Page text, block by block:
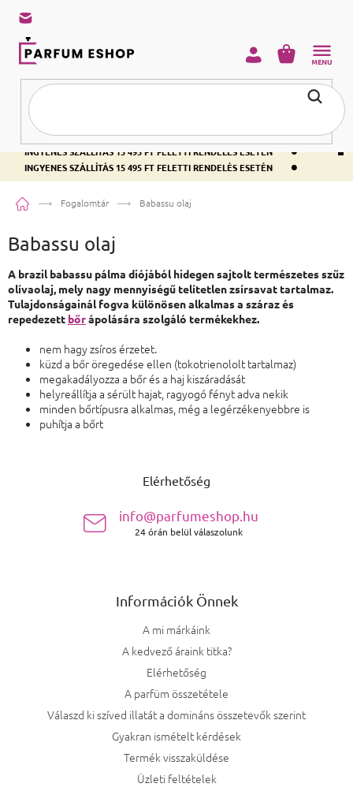
INGYENES SZÁLLÍTÁS 15 495 FT FELETTI RENDELÉS ESETÉN •
INGYENES SZÁLLÍTÁS 15 495 FT FELETTI RENDELÉS ESETÉN •
INGYENES SZÁLLÍTÁS 15 495 FT FELETTI RENDELÉS ESETÉN •
KOSÁR
KezdőlapFogalomtár Babassu olaj
Babassu olaj
A brazil babassu pálma diójából hidegen sajtolt természetes szűz
olívaolaj, mely nagy mennyiségű telítetlen zsírsavat tartalmaz.
Tulajdonságainál fogva különösen alkalmas a száraz és
repedezett bőrápolására szolgáló termékekhez.
nem hagy zsíros érzetet.
küzd a bőr öregedése ellen (tokotrienololt tartalmaz)
megakadályozza a bőr és a haj kiszáradását
helyreállítja a sérült hajat, ragyogó fényt adva nekik
minden bőrtípusra alkalmas, még a legérzékenyebbre is
puhítja a bőrt
Elérhetőség
info@parfumeshop.hu
24 órán belül válaszolunk
Információk Önnek
A mi márkáink
A kedvező áraink titka?
Elérhetőség
A parfüm összetétele
Válaszd ki szíved illatát a domináns összetevők szerint
Gyakran ismételt kérdések
Termék visszaküldése
Üzleti feltételek